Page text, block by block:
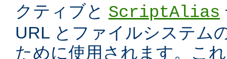
クティブと ScriptAlias
URL とファイルシステム
ために使用されます。こ